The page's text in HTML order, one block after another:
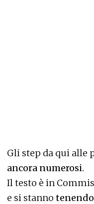
Gli step da qui alle
ancora numerosi.
Il testo è in
e si stanno